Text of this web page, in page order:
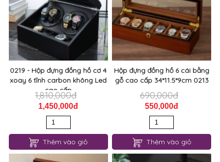
0219 - Hộp đựng đồng hồ cơ 4
xoay 6 tĩnh carbon không Led
cao cấp
1,810,000đ
1,450,000đ
Thêm vào giỏ
Hộp đựng đồng hồ 6 cái bằng
gỗ cao cấp 34*11.5*9cm 0213
690,000đ
550,000đ
Thêm vào giỏ